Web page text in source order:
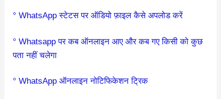
° WhatsApp स्टेटस पर ऑडियो फ़ाइल कैसे अपलोड करें
° Whatsapp पर कब ऑनलाइन आए और कब गए किसी को कुछ
पता नहीं चलेगा
° WhatsApp ऑनलाइन नोटिफिकेशन ट्रिक